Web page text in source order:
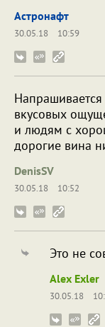
Астронафт
30.05.18
10:59
Напрашивается
вкусовых
и людям с
дорогие вина
DenisSV
30.05.18
10:52
Это не
Alex Exler
30.05.18